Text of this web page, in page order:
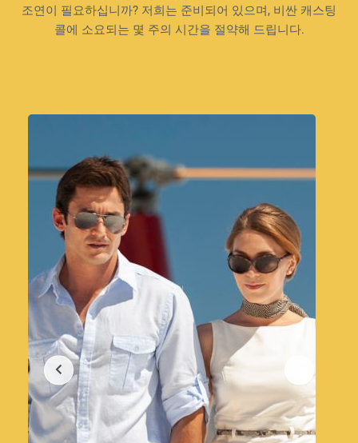
조연이 필요하십니까? 저희는 준비되어 있으며, 비싼 캐스팅
콜에 소요되는 몇 주의 시간을 절약해 드립니다.